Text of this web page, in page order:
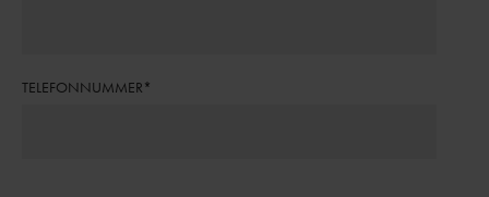
TELEFONNUMMER*